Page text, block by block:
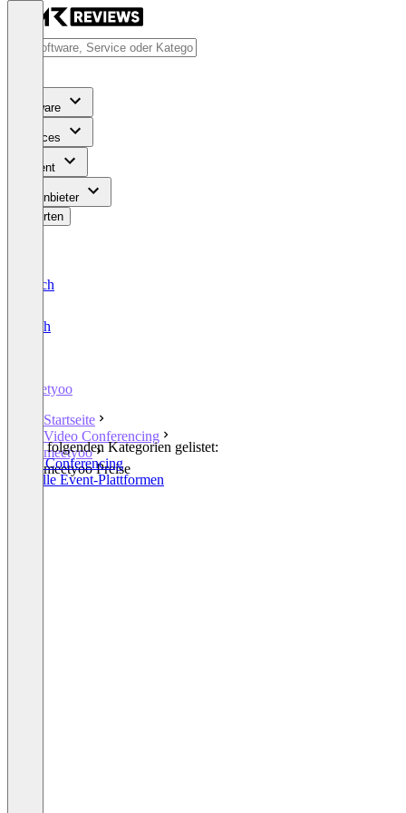
Software
Services
Content
Für Anbieter
Bewerten
Deutsch
English
meetyoo
Startseite
Video Conferencing
meetyoo
meetyoo Preise
In den folgenden Kategorien gelistet:
Video Conferencing
Virtuelle Event-Plattformen